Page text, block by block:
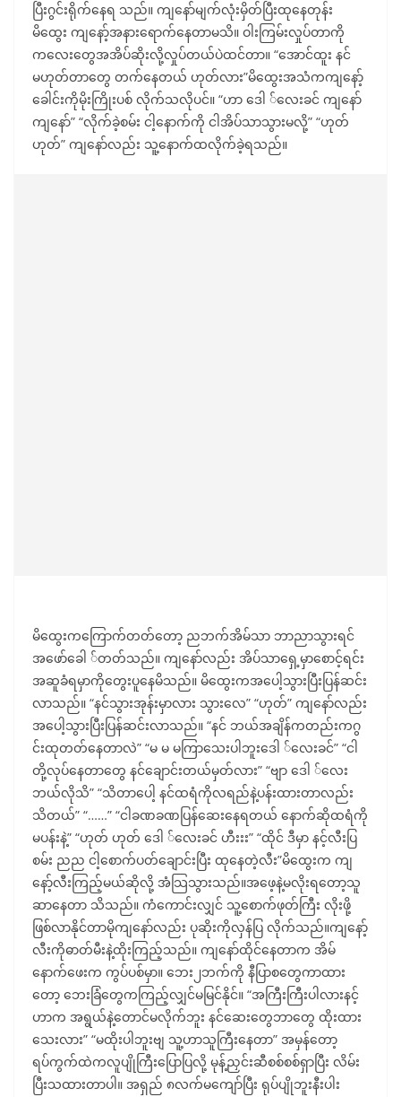
ပြီးဂွင်းရိုက်နေရ သည်။ ကျနော်မျက်လုံးမှိတ်ပြီးထုနေတုန်း
မိထွေး ကျနော့်အနားရောက်နေတာမသိ။ ဝါးကြမ်းလှုပ်တာကို
ကလေးတွေအအိပ်ဆိုးလို့လှုပ်တယ်ပဲထင်တာ။ “အောင်ထူး နင်
မဟုတ်တာတွေ တက်နေတယ် ဟုတ်လား”မိထွေးအသံကကျနော့်
ခေါင်းကိုမိုးကြိုးပစ် လိုက်သလိုပင်။ “ဟာ ဒေါ ်လေးခင် ကျနော်
ကျနော်” “လိုက်ခဲ့စမ်း ငါ့နောက်ကို ငါအိပ်သာသွားမလို့” “ဟုတ်
ဟုတ်” ကျနော်လည်း သူ့နောက်ထလိုက်ခဲ့ရသည်။
မိထွေးကကြောက်တတ်တော့ ညဘက်အိမ်သာ ဘာညာသွားရင်
အဖော်ခေါ ်တတ်သည်။ ကျနော်လည်း အိပ်သာရှေ့မှာစောင့်ရင်း
အဆူခံရမှာကိုတွေးပူနေမိသည်။ မိထွေးကအပေါ့သွားပြီးပြန်ဆင်း
လာသည်။ “နင်သွားအုန်းမှာလား သွားလေ” “ဟုတ်” ကျနော်လည်း
အပေါ့သွားပြီးပြန်ဆင်းလာသည်။ “နင် ဘယ်အချိန်ကတည်းကဂွ
င်းထုတတ်နေတာလဲ” “မ မ မကြာသေးပါဘူးဒေါ ်လေးခင်” “ငါ
တို့လုပ်နေတာတွေ နင်ချောင်းတယ်မှတ်လား” “ဗျာ ဒေါ ်လေး
ဘယ်လိုသိ” “သိတာပေါ့ နင်ထရံကိုလရည်နဲ့ပန်းထားတာလည်း
သိတယ်” “……” “ငါခဏခဏပြန်ဆေးနေရတယ် နောက်ဆိုထရံကို
မပန်းနဲ့” “ဟုတ် ဟုတ် ဒေါ ်လေးခင် ဟီးးး” “ထိုင် ဒီမှာ နင့်လီးပြ
စမ်း ညည ငါ့စောက်ပတ်ချောင်းပြီး ထုနေတဲ့လီး”မိထွေးက ကျ
နော့်လီးကြည့်မယ်ဆိုလို့ အံသြသွားသည်။အဖေ့နဲ့မလိုးရတော့သူ
ဆာနေတာ သိသည်။ ကံကောင်းလျှင် သူ့စောက်ဖုတ်ကြီး လိုးဖို့
ဖြစ်လာနိုင်တာမိုကျနော်လည်း ပုဆိုးကိုလှန်ပြ လိုက်သည်။ကျနော့်
လီးကိုဓာတ်မီးနဲ့ထိုးကြည့်သည်။ ကျနော်ထိုင်နေတာက အိမ်
နောက်ဖေးက ကွပ်ပစ်မှာ။ ဘေး၂ဘက်ကို နီပြာစတွေကာထား
တော့ ဘေးခြံတွေကကြည့်လျှင်မမြင်နိုင်။ “အကြီးကြီးပါလားနင့်
ဟာက အရွယ်နဲ့တောင်မလိုက်ဘူး နင်ဆေးတွေဘာတွေ ထိုးထား
သေးလား” “မထိုးပါဘူးဗျ သူ့ဟာသူကြီးနေတာ” အမှန်တော့
ရပ်ကွက်ထဲကလူပျိုကြီးပြောပြလို့ မုန့်ညှင်းဆီစစ်စစ်ရှာပြီး လိမ်း
ပြီးသထားတာပါ။ အရှည် ၈လက်မကျော်ပြီး ရုပ်ပျိုဘူးနီးပါး